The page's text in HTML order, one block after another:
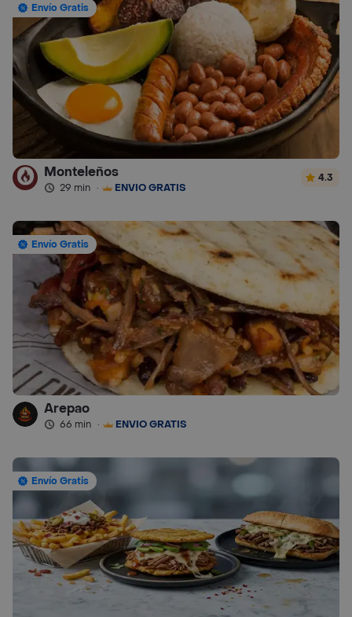
Envío Gratis
Monteleños
29 min · ENVÍO GRATIS
4.3
Envío Gratis
Arepao
66 min · ENVÍO GRATIS
Envío Gratis